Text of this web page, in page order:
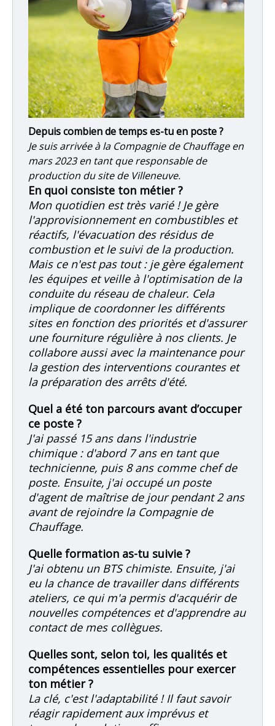
Depuis combien de temps es-tu en poste ?
Je suis arrivée à la Compagnie de Chauffage en
mars 2023 en tant que responsable de
production du site de Villeneuve.
En quoi consiste ton métier ?
Mon quotidien est très varié ! Je gère
l'approvisionnement en combustibles et
réactifs, l'évacuation des résidus de
combustion et le suivi de la production.
Mais ce n'est pas tout : je gère également
les équipes et veille à l'optimisation de la
conduite du réseau de chaleur. Cela
implique de coordonner les différents
sites en fonction des priorités et d'assurer
une fourniture régulière à nos clients. Je
collabore aussi avec la maintenance pour
la gestion des interventions courantes et
la préparation des arrêts d'été.
Quel a été ton parcours avant d’occuper
ce poste ?
J'ai passé 15 ans dans l'industrie
chimique : d'abord 7 ans en tant que
technicienne, puis 8 ans comme chef de
poste. Ensuite, j'ai occupé un poste
d'agent de maîtrise de jour pendant 2 ans
avant de rejoindre la Compagnie de
Chauffage.
Quelle formation as-tu suivie ?
J'ai obtenu un BTS chimiste. Ensuite, j'ai
eu la chance de travailler dans différents
ateliers, ce qui m'a permis d'acquérir de
nouvelles compétences et d'apprendre au
contact de mes collègues.
Quelles sont, selon toi, les qualités et
compétences essentielles pour exercer
ton métier ?
La clé, c'est l'adaptabilité ! Il faut savoir
réagir rapidement aux imprévus et